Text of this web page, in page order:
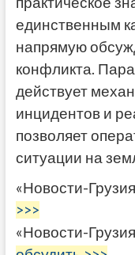
единственным
напрямую
конфликта.
действует
инцидентов и
позволяет
ситуации на
«Новости-
>>>
«Новости-